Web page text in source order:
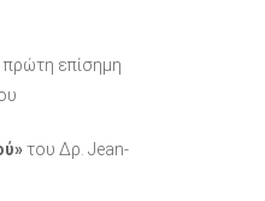
επίσημη
του Δρ. Jean-